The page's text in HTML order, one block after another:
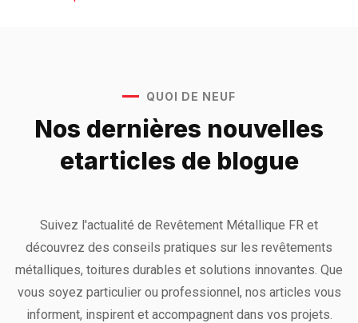
QUOI DE NEUF
Nos dernières nouvelles
etarticles de blogue
Suivez l'actualité de Revêtement Métallique FR et
découvrez des conseils pratiques sur les revêtements
métalliques, toitures durables et solutions innovantes. Que
vous soyez particulier ou professionnel, nos articles vous
informent, inspirent et accompagnent dans vos projets.